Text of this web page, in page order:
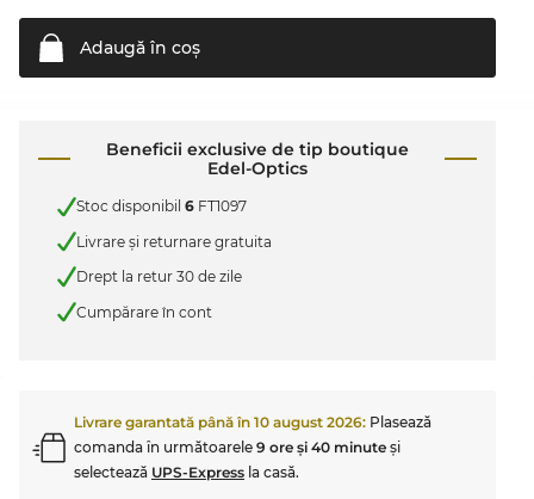
Adaugă în coş
Beneficii exclusive de tip boutique
Edel-Optics
Stoc disponibil 6 FT1097
Livrare şi returnare gratuita
Drept la retur 30 de zile
Cumpărare în cont
Livrare garantată până în 10 august 2026: Plasează
comanda în următoarele 9 ore şi 40 minute şi
selectează UPS-Express la casă.